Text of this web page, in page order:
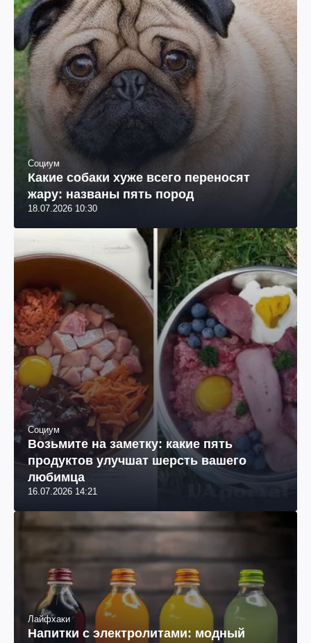
Социум
Какие собаки хуже всего переносят
жару: названы пять пород
18.07.2026 10:30
Социум
Возьмите на заметку: какие пять
продуктов улучшат шерсть вашего
любимца
16.07.2026 14:21
Лайфхаки
Напитки с электролитами: модный